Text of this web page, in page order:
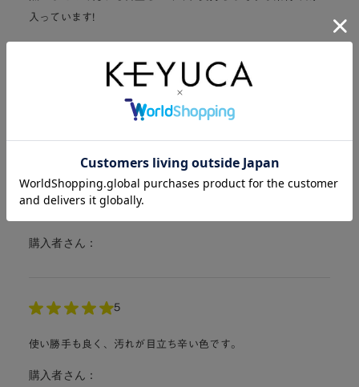
入っています!
と、外に出して置いてもおかしくないなと思い、購入しまし
た。結果大正解で、とてつもなく使いやすいです…!毎週末活躍
購入者さん：
5
使い勝手も良く、汚れが目立ち辛い色です。
購入者さん：